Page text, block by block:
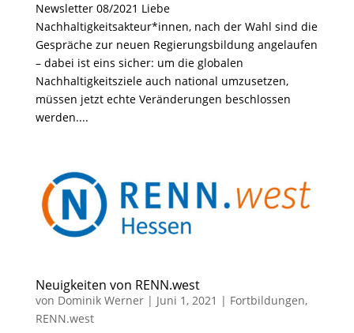
Newsletter 08/2021 Liebe
Nachhaltigkeitsakteur*innen, nach der Wahl sind die
Gespräche zur neuen Regierungsbildung angelaufen
– dabei ist eins sicher: um die globalen
Nachhaltigkeitsziele auch national umzusetzen,
müssen jetzt echte Veränderungen beschlossen
werden....
Neuigkeiten von RENN.west
von Dominik Werner| Juni 1, 2021 | Fortbildungen,
RENN.west